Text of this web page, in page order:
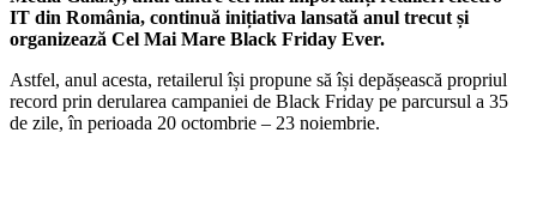
IT din România, continuă inițiativa lansată anul trecut și
organizează Cel Mai Mare Black Friday Ever.
Astfel, anul acesta, retailerul își propune să își depășească propriul
record prin derularea campaniei de Black Friday pe parcursul a 35
de zile, în perioada 20 octombrie – 23 noiembrie.